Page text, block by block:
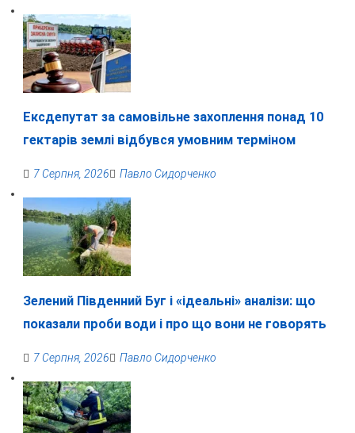
Ексдепутат за самовільне захоплення понад 10
гектарів землі відбувся умовним терміном
7 Серпня, 2026 Павло Сидорченко
Зелений Південний Буг і «ідеальні» аналізи: що
показали проби води і про що вони не говорять
7 Серпня, 2026 Павло Сидорченко